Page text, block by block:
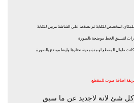
المخصص للكتابة ثم نضغط علي الشاشة مرتين للكتابة
لتنسيق الخط موضحة بالصورة
طوال المقطع او مدة معينة نختارها وايضا موضح بالصورة
اضافة صوت للمقطع
شئ لانة لاجديد عن ما سبق